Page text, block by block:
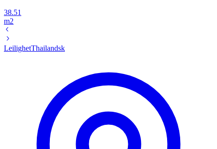
38.51
m2
LeilighetThailandsk